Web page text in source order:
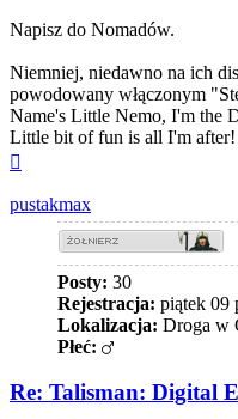
Napisz do Nomadów.
Niemniej, niedawno na ich
powodowany włączonym
Name's Little Nemo, I'm the
Little bit of fun is all I'm after!
pustakmax
Posty: 30
Rejestracja: piątek 09
Lokalizacja: Droga w
Płeć:
Re: Talisman: Digital